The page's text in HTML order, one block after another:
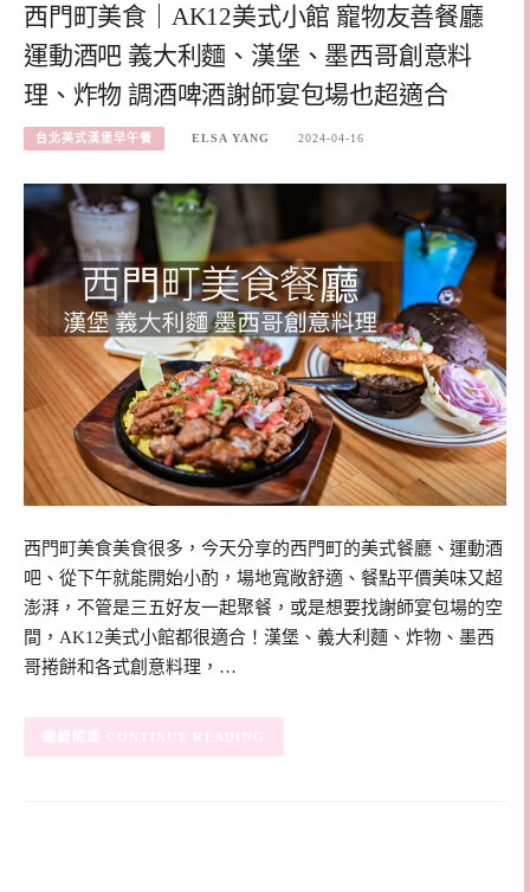
西門町美食｜AK12美式小館 寵物友善餐廳
運動酒吧 義大利麵、漢堡、墨西哥創意料
理、炸物 調酒啤酒謝師宴包場也超適合
台北美式漢堡早午餐 ELSA YANG 2024-04-16
西門町美食美食很多，今天分享的西門町的美式餐廳、運動酒
吧、從下午就能開始小酌，場地寬敞舒適、餐點平價美味又超
澎湃，不管是三五好友一起聚餐，或是想要找謝師宴包場的空
間，AK12美式小館都很適合！漢堡、義大利麵、炸物、墨西
哥捲餅和各式創意料理，…
CONTINUE READING